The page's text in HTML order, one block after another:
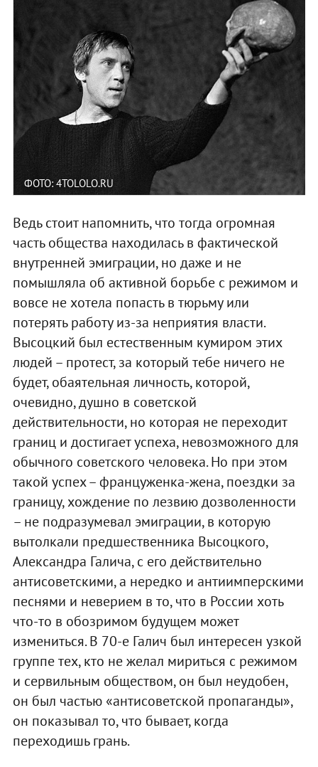
ФОТО: 4TOLOLO.RU
Ведь стоит напомнить, что тогда огромная
часть общества находилась в фактической
внутренней эмиграции, но даже и не
помышляла об активной борьбе с режимом и
вовсе не хотела попасть в тюрьму или
потерять работу из-за неприятия власти.
Высоцкий был естественным кумиром этих
людей – протест, за который тебе ничего не
будет, обаятельная личность, которой,
очевидно, душно в советской
действительности, но которая не переходит
границ и достигает успеха, невозможного для
обычного советского человека. Но при этом
такой успех – француженка-жена, поездки за
границу, хождение по лезвию дозволенности
– не подразумевал эмиграции, в которую
вытолкали предшественника Высоцкого,
Александра Галича, с его действительно
антисоветскими, а нередко и антиимперскими
песнями и неверием в то, что в России хоть
что-то в обозримом будущем может
измениться. В 70-е Галич был интересен узкой
группе тех, кто не желал мириться с режимом
и сервильным обществом, он был неудобен,
он был частью «антисоветской пропаганды»,
он показывал то, что бывает, когда
переходишь грань.